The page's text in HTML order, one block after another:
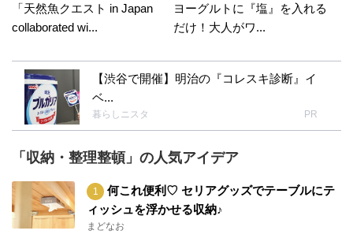
「天然魚クエスト in Japan
collaborated wi...
ヨーグルトに『塩』を入れる
だけ！大人がワ...
【渋谷で開催】明治の『コレスキ診断』イ
ベ...
暮らしニスタ PR
「収納・整理整頓」の人気アイデア
何これ便利♡ セリアグッズでテーブルにテ
ィッシュを浮かせる収納♪
まどなお